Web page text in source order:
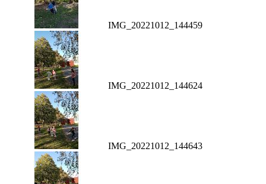
IMG_20221012_144459
IMG_20221012_144624
IMG_20221012_144643